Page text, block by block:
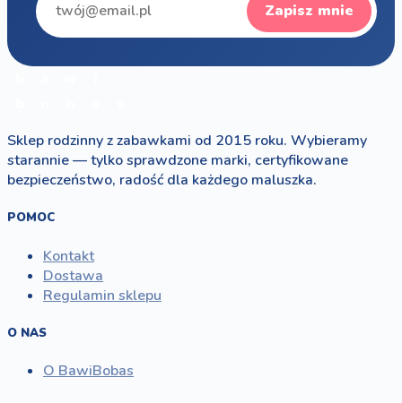
Zapisz mnie
Sklep rodzinny z zabawkami od 2015 roku. Wybieramy
starannie — tylko sprawdzone marki, certyfikowane
bezpieczeństwo, radość dla każdego maluszka.
POMOC
Kontakt
Dostawa
Regulamin sklepu
O NAS
O BawiBobas